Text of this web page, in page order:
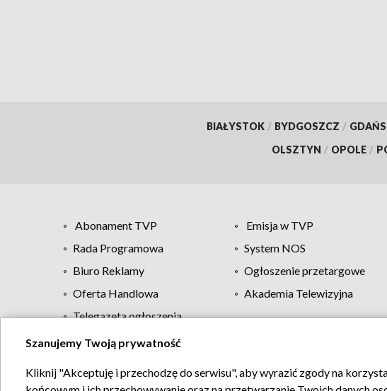
BIAŁYSTOK / BYDGOSZCZ /
OLSZTYN / OPOLE /
Abonament TVP Emisja w TVP
Rada Programowa
System NOS
Biuro Reklamy
Ogłoszenie przetargowe
Oferta Handlowa
Akademia Telewizyjna
Telegazeta ogłoszenia
Regulamin TVP Polityka
Szanujemy Twoją prywatność
Kliknij "Akceptuję i przechodzę do serwisu", aby wyrazić zgody na